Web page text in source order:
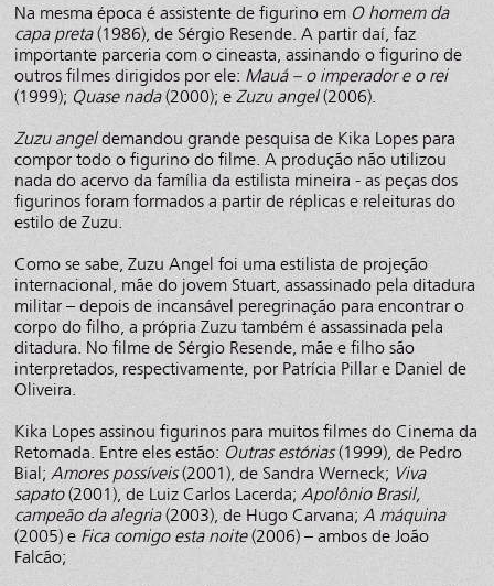
Na mesma época é assistente de figurino em O homem da
capa preta(1986), de Sérgio Resende. A partir daí, faz
importante parceria com o cineasta, assinando o figurino de
outros filmes dirigidos por ele: Mauá – o imperador e o rei
(1999); Quase nada(2000); eZuzu angel(2006).
Zuzu angeldemandou grande pesquisa de Kika Lopes para
compor todo o figurino do filme. A produção não utilizou
nada do acervo da família da estilista mineira - as peças dos
figurinos foram formados a partir de réplicas e releituras do
estilo de Zuzu.
Como se sabe, Zuzu Angel foi uma estilista de projeção
internacional, mãe do jovem Stuart, assassinado pela ditadura
militar – depois de incansável peregrinação para encontrar o
corpo do filho, a própria Zuzu também é assassinada pela
ditadura. No filme de Sérgio Resende, mãe e filho são
interpretados, respectivamente, por Patrícia Pillar e Daniel de
Oliveira.
Kika Lopes assinou figurinos para muitos filmes do Cinema da
Retomada. Entre eles estão: Outras estórias(1999), de Pedro
Bial; Amores possíveis(2001), de Sandra Werneck; Viva
sapato(2001), de Luiz Carlos Lacerda; Apolônio Brasil,
campeão da alegria(2003), de Hugo Carvana; A máquina
(2005) e Fica comigo esta noite(2006) – ambos de João
Falcão;